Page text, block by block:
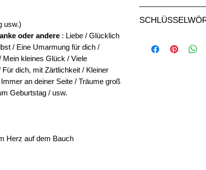
usw.)
oder andere : Liebe / Glücklich
/ Eine Umarmung für dich /
Mein kleines Glück / Viele
dich, mit Zärtlichkeit / Kleiner
an deiner Seite / Träume groß
Geburtstag / usw.
Herz auf dem Bauch
erfolgen.
gegen
personalisiertes